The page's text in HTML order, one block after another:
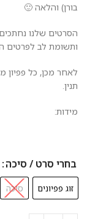
בורן) והלאה 🙂
הסרטים שלנו
ותשומת לב לפרטים
לאחר מכן, כל פפיון
תנין.
מידות:
בחרי סרט / סיכה
זוג פפיונים סיכה